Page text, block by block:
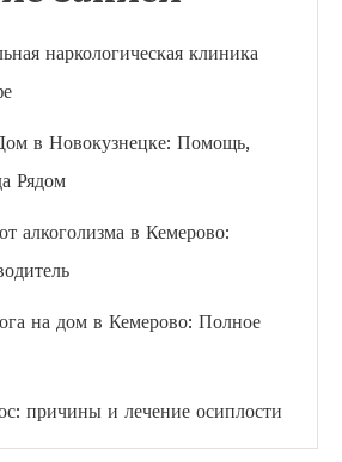
наркологическая клиника
в Новокузнецке: Помощь,
Рядом
алкоголизма в Кемерово:
на дом в Кемерово: Полное
причины и лечение осиплости